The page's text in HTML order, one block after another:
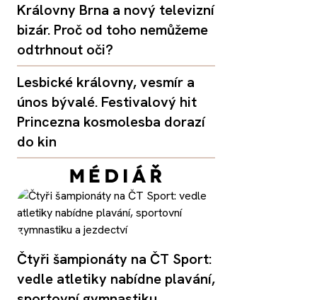
Královny Brna a nový televizní
bizár. Proč od toho nemůžeme
odtrhnout oči?
Lesbické královny, vesmír a
únos bývalé. Festivalový hit
Princezna kosmolesba dorazí
do kin
Čtyři šampionáty na ČT Sport:
vedle atletiky nabídne plavání,